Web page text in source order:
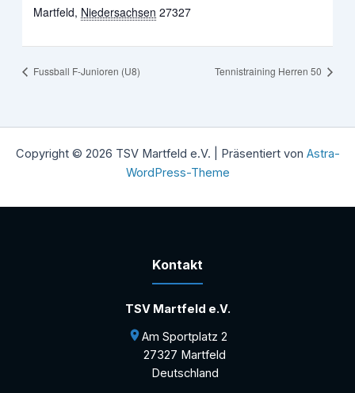
Martfeld, Niedersachsen 27327
Fussball F-Junioren (U8) Tennistraining Herren 50
Copyright © 2026 TSV Martfeld e.V. | Präsentiert von Astra-
WordPress-Theme
Kontakt
TSV Martfeld e.V.
Am Sportplatz 2
27327 Martfeld
Deutschland